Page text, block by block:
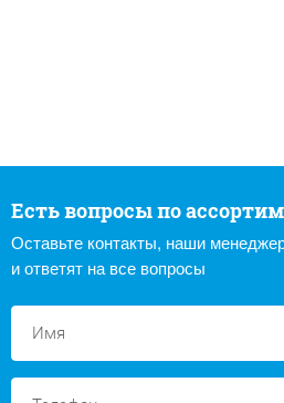
Есть вопросы по
Оставьте контакты, наши
и ответят на все вопросы